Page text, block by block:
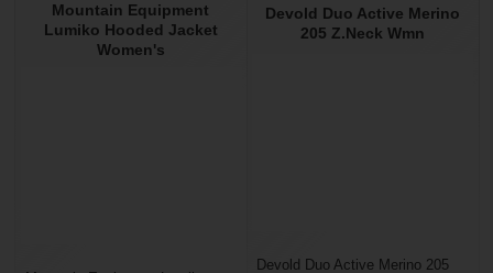
Mountain Equipment
Lumiko Hooded Jacket
Women's
Devold Duo Active Merino
205 Z.Neck Wmn
Devold Duo Active Merino 205